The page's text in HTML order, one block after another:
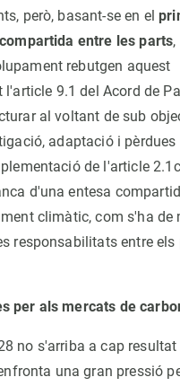
però, basant-se en el
entre les parts,
rebutgen aquest
9.1 del Acord de
al voltant de sub
adaptació i pèrdues
de l'article
d'una entesa
climàtic, com s'ha de
responsabilitats entre els
per als mercats de
no s'arriba a cap resultat
una gran pressió